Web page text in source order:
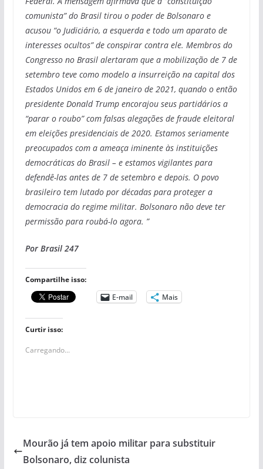
comunista” do Brasil tirou o poder de Bolsonaro e
acusou “o Judiciário, a esquerda e todo um aparato de
interesses ocultos” de conspirar contra ele. Membros do
Congresso no Brasil alertaram que a mobilização de 7 de
setembro teve como modelo a insurreição na capital dos
Estados Unidos em 6 de janeiro de 2021, quando o então
presidente Donald Trump encorajou seus partidários a
“parar o roubo” com falsas alegações de fraude eleitoral
em eleições presidenciais de 2020. Estamos seriamente
preocupados com a ameaça iminente às instituições
democráticas do Brasil – e estamos vigilantes para
defendê-las antes de 7 de setembro e depois. O povo
brasileiro tem lutado por décadas para proteger a
democracia do regime militar. Bolsonaro não deve ter
permissão para roubá-lo agora. ”
Por Brasil 247
Compartilhe isso:
E-mail
Mais
Curtir isso:
Carregando...
Mourão já tem apoio militar para substituir
Bolsonaro, diz colunista